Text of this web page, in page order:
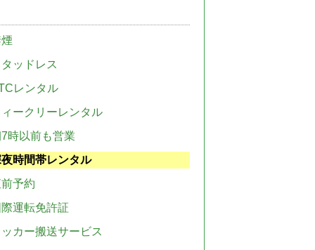
ッドレス
レンタル
ークリーレンタル
時以前も営業
時間帯レンタル
予約
運転免許証
カー搬送サービス